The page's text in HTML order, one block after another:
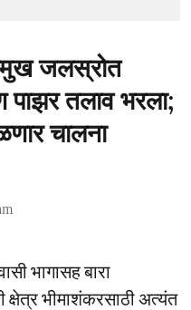
जलस्रोत
पाझर तलाव भरला;
चालना
भागासह बारा
क्षेत्र भीमाशंकरसाठी अत्यंत